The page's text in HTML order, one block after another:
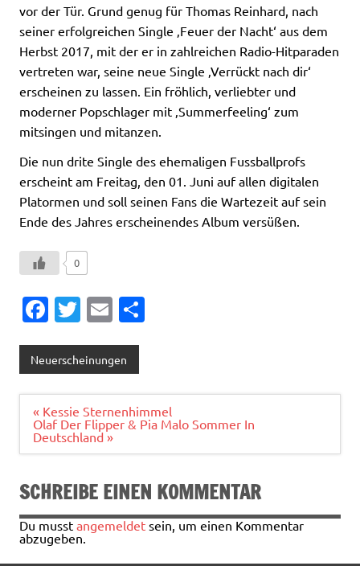
vor der Tür. Grund genug für Thomas Reinhard, nach
seiner erfolgreichen Single ‚Feuer der Nacht‘ aus dem
Herbst 2017, mit der er in zahlreichen Radio-Hitparaden
vertreten war, seine neue Single ‚Verrückt nach dir‘
erscheinen zu lassen. Ein fröhlich, verliebter und
moderner Popschlager mit ‚Summerfeeling‘ zum
mitsingen und mitanzen.
Die nun drite Single des ehemaligen Fussballprofs
erscheint am Freitag, den 01. Juni auf allen digitalen
Platormen und soll seinen Fans die Wartezeit auf sein
Ende des Jahres erscheinendes Album versüßen.
0
Fa
e
b
o
o
k
T
it
te
r
E
ai
l
n
Neuerscheinungen
Beitragsnavigation
« Kessie Sternenhimmel
Olaf Der Flipper & Pia Malo Sommer In
Deutschland »
SCHREIBE EINEN KOMMENTAR
Du musst angemeldet sein, um einen Kommentar
abzugeben.